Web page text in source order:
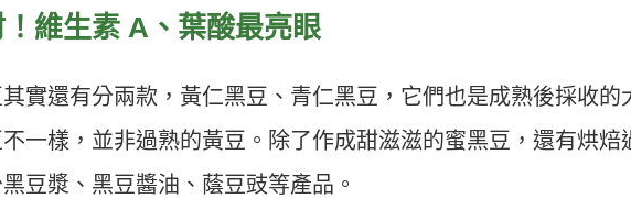
維生素 A 、葉酸最亮眼
實還有分兩款，黃仁黑豆、青仁黑豆，它們也是成熟後採收的
一樣，並非過熟的黃豆。除了作成甜滋滋的蜜黑豆，還有烘焙
豆漿、黑豆醬油、蔭豆豉等產品。